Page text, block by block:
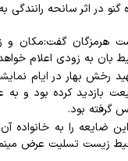
هدف
نهال
جان پناه
محقق
در اثر سانحه رانندگی
هرمزگان گفت:مکان و
بان به زودی اعلام
رخش بهار در ایام
بازدید کرده بود و
گرفته بود.
ضایعه را به خانواده
زیست تسلیت عرض